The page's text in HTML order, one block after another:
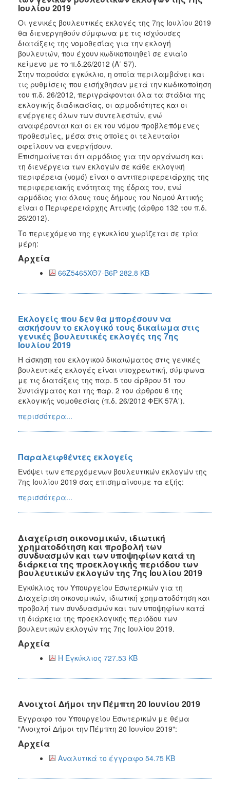
Ιουλίου 2019
Οι γενικές βουλευτικές εκλογές της 7ης Ιουλίου 2019
θα διενεργηθούν σύμφωνα με τις ισχύουσες
διατάξεις της νομοθεσίας για την εκλογή
βουλευτών, που έχουν κωδικοποιηθεί σε ενιαίο
κείμενο με το π.δ.26/2012 (Α΄ 57).
Στην παρούσα εγκύκλιο, η οποία περιλαμβάνει και
τις ρυθμίσεις που εισήχθησαν μετά την κωδικοποίηση
του π.δ. 26/2012, περιγράφονται όλα τα στάδια της
εκλογικής διαδικασίας, οι αρμοδιότητες και οι
ενέργειες όλων των συντελεστών, ενώ
αναφέρονται και οι εκ του νόμου προβλεπόμενες
προθεσμίες, μέσα στις οποίες οι τελευταίοι
οφείλουν να ενεργήσουν.
Επισημαίνεται ότι αρμόδιος για την οργάνωση και
τη διενέργεια των εκλογών σε κάθε εκλογική
περιφέρεια (νομό) είναι ο αντιπεριφερειάρχης της
περιφερειακής ενότητας της έδρας του, ενώ
αρμόδιος για όλους τους δήμους του Νομού Αττικής
είναι ο Περιφερειάρχης Αττικής (άρθρο 132 του π.δ.
26/2012).
Το περιεχόμενο της εγκυκλίου χωρίζεται σε τρία
μέρη:
Αρχεία
66Ζ5465ΧΘ7-Β6Ρ 282.8 KB
Eκλογείς που δεν θα μπορέσουν να
ασκήσουν το εκλογικό τους δικαίωμα στις
γενικές βουλευτικές εκλογές της 7ης
Ιουλίου 2019
Η άσκηση του εκλογικού δικαιώματος στις γενικές
βουλευτικές εκλογές είναι υποχρεωτική, σύμφωνα
με τις διατάξεις της παρ. 5 του άρθρου 51 του
Συντάγματος και της παρ. 2 του άρθρου 6 της
εκλογικής νομοθεσίας (π.δ. 26/2012 ΦΕΚ 57Α΄).
περισσότερα...
Παραλειφθέντες εκλογείς
Ενόψει των επερχόμενων βουλευτικών εκλογών της
7ης Ιουλίου 2019 σας επισημαίνουμε τα εξής:
περισσότερα...
Διαχείριση οικονομικών, ιδιωτική
χρηματοδότηση και προβολή των
συνδυασμών και των υποψηφίων κατά τη
διάρκεια της προεκλογικής περιόδου των
βουλευτικών εκλογών της 7ης Ιουλίου 2019
Εγκύκλιος του Υπουργείου Εσωτερικών για τη
Διαχείριση οικονομικών, ιδιωτική χρηματοδότηση και
προβολή των συνδυασμών και των υποψηφίων κατά
τη διάρκεια της προεκλογικής περιόδου των
βουλευτικών εκλογών της 7ης Ιουλίου 2019.
Αρχεία
Η Εγκύκλιος 727.53 KB
Ανοιχτοί Δήμοι την Πέμπτη 20 Ιουνίου 2019
Έγγραφο του Υπουργείου Εσωτερικών με θέμα
"Ανοιχτοί Δήμοι την Πέμπτη 20 Ιουνίου 2019":
Αρχεία
Αναλυτικά το έγγραφο 54.75 KB